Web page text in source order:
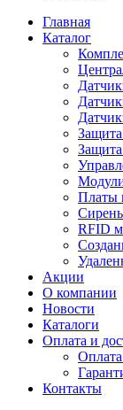
Главная
Каталог
Платы
RFID
Акции
О компании
Новости
Каталоги
Оплата и
Оплата
Контакты